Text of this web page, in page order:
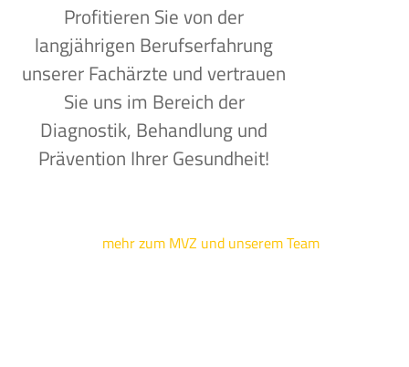
Profitieren Sie von der
langjährigen Berufserfahrung
unserer Fachärzte und vertrauen
Sie uns im Bereich der
Diagnostik, Behandlung und
Prävention Ihrer Gesundheit!
mehr zum MVZ und unserem Team